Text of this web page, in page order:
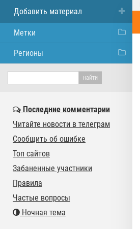
Добавить материал
Метки
Регионы
Последние комментарии
Читайте новости в телеграм
Сообщить об ошибке
Топ сайтов
Забаненные участники
Правила
Частые вопросы
Ночная тема